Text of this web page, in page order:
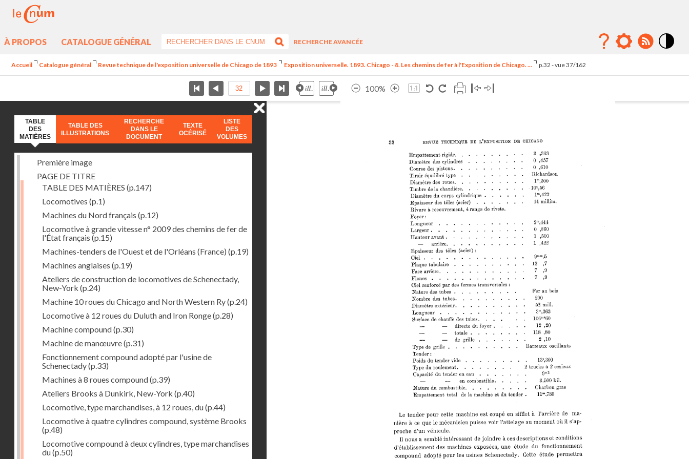
À PROPOS CATALOGUE GÉNÉRAL
RECHERCHE AVANCÉE
Accueil Catalogue général Revue technique de l'exposition universelle de Chicago de 1893 Exposition universelle. 1893. Chicago - 8. Les chemins de fer à l'Exposition de Chicago. ... p.32 - vue 37/162
100%
TABLE
DES
MATIÈRES
TABLE DES
ILLUSTRATIONS
RECHERCHE
DANS LE
DOCUMENT
TEXTE
OCÉRISÉ
LISTE
DES
VOLUMES
Première image
PAGE DE TITRE
TABLE DES MATIÈRES (p.147)
Locomotives (p.1)
Machines du Nord français (p.12)
Locomotive à grande vitesse n° 2009 des chemins de fer de
l'État français (p.15)
Machines-tenders de l'Ouest et de l'Orléans (France) (p.19)
Machines anglaises (p.19)
Ateliers de construction de locomotives de Schenectady,
New-York (p.24)
Machine 10 roues du Chicago and North Western Ry(p.24)
Locomotive à 12 roues du Duluth and Iron Ronge(p.28)
Machine compound(p.30)
Machine de manœuvre(p.31)
Fonctionnement compound adopté par l'usine de
Schenectady(p.33)
Machines à 8 roues compound(p.39)
Ateliers Brooks à Dunkirk, New-York (p.40)
Locomotive, type marchandises, à 12 roues, du(p.44)
Locomotive à quatre cylindres compound, système Brooks
(p.48)
Locomotive compound à deux cylindres, type marchandises
du(p.50)